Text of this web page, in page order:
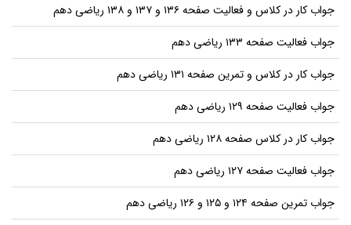
جواب کار در کلاس و فعالیت صفحه ۱۳۶ و ۱۳۷ و ۱۳۸ ریاضی دهم
جواب فعالیت صفحه ۱۳۳ ریاضی دهم
جواب کار در کلاس و تمرین صفحه ۱۳۱ ریاضی دهم
جواب فعالیت صفحه ۱۲۹ ریاضی دهم
جواب کار در کلاس صفحه ۱۲۸ ریاضی دهم
جواب فعالیت صفحه ۱۲۷ ریاضی دهم
جواب تمرین صفحه ۱۲۴ و ۱۲۵ و ۱۲۶ ریاضی دهم